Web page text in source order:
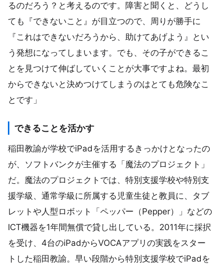
るのだろう？と考えるのです。障害と聞くと、どうし
ても『できないこと』が目立つので、周りが勝手に
『これはできないだろうから、助けてあげよう』とい
う発想になってしまいます。でも、その子ができるこ
とを見つけて伸ばしていくことが大事ですよね。最初
からできないと決めつけてしまうのはとても危険なこ
とです」
できることを活かす
稲田教諭が学校でiPadを活用するきっかけとなったの
が、ソフトバンクが主催する「魔法のプロジェクト」
だ。魔法のプロジェクトでは、特別支援学校や特別支
援学級、通常学級に所属する児童生徒と教員に、タブ
レットや人型ロボット「ペッパー（Pepper）」などの
ICT機器を1年間無償で貸し出している。2011年に採択
を受け、4台のiPadからVOCAアプリの実践をスター
トした稲田教諭。早い段階から特別支援学校でiPadを